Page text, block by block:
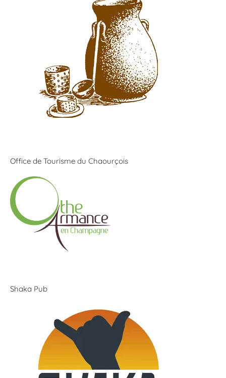
Office de Tourisme du Chaourçois
Shaka Pub